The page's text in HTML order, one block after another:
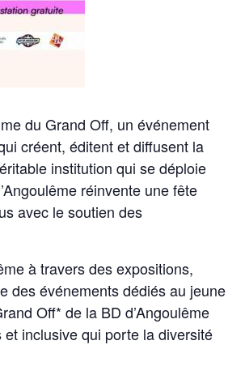
du Grand Off, un événement
créent, éditent et diffusent la
institution qui se déploie
réinvente une fête
avec le soutien des
à travers des expositions,
des événements dédiés au jeune
Off* de la BD d’Angoulême
inclusive qui porte la diversité